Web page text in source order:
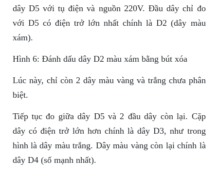
dây D5 với tụ điện và nguồn 220V. Đầu dây chỉ đo
với D5 có điện trở lớn nhất chính là D2 (dây màu
xám).
Hình 6: Đánh dấu dây D2 màu xám bằng bút xóa
Lúc này, chỉ còn 2 dây màu vàng và trắng chưa phân
biệt.
Tiếp tục đo giữa dây D5 và 2 đầu dây còn lại. Cặp
dây có điện trở lớn hơn chính là dây D3, như trong
hình là dây màu trắng. Dây màu vàng còn lại chính là
dây D4 (số mạnh nhất).